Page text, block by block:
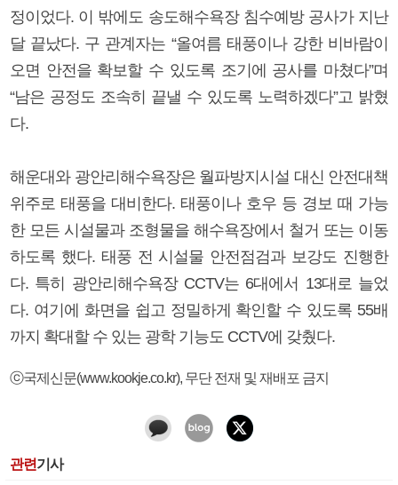
정이었다. 이 밖에도 송도해수욕장 침수예방 공사가 지난
달 끝났다. 구 관계자는 “올여름 태풍이나 강한 비바람이
오면 안전을 확보할 수 있도록 조기에 공사를 마쳤다”며
“남은 공정도 조속히 끝낼 수 있도록 노력하겠다”고 밝혔
다.
해운대와 광안리해수욕장은 월파방지시설 대신 안전대책
위주로 태풍을 대비한다. 태풍이나 호우 등 경보 때 가능
한 모든 시설물과 조형물을 해수욕장에서 철거 또는 이동
하도록 했다. 태풍 전 시설물 안전점검과 보강도 진행한
다. 특히 광안리해수욕장 CCTV는 6대에서 13대로 늘었
다. 여기에 화면을 쉽고 정밀하게 확인할 수 있도록 55배
까지 확대할 수 있는 광학 기능도 CCTV에 갖췄다.
ⓒ국제신문(www.kookje.co.kr), 무단 전재 및 재배포 금지
관련기사